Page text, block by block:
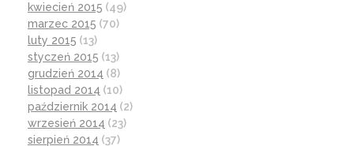
kwiecień 2015 (49)
marzec 2015 (70)
luty 2015 (13)
styczeń 2015 (13)
grudzień 2014 (8)
listopad 2014 (10)
październik 2014 (2)
wrzesień 2014 (23)
sierpień 2014 (37)